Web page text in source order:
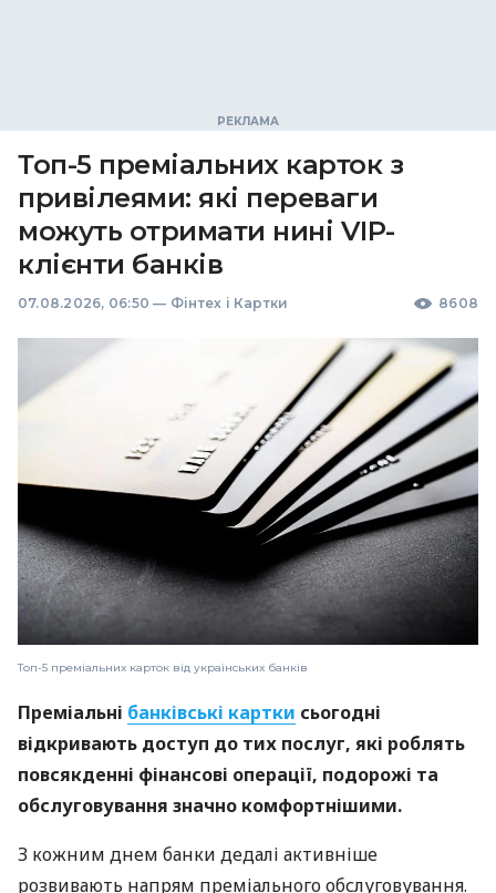
Топ-5 преміальних карток з
привілеями: які переваги
можуть отримати нині VIP-
клієнти банків
07.08.2026, 06:50 — Фінтех і Картки 8608
Топ-5 преміальних карток від українських банків
Преміальні банківські картки сьогодні
відкривають доступ до тих послуг, які роблять
повсякденні фінансові операції, подорожі та
обслуговування значно комфортнішими.
З кожним днем банки дедалі активніше
розвивають напрям преміального обслуговування.